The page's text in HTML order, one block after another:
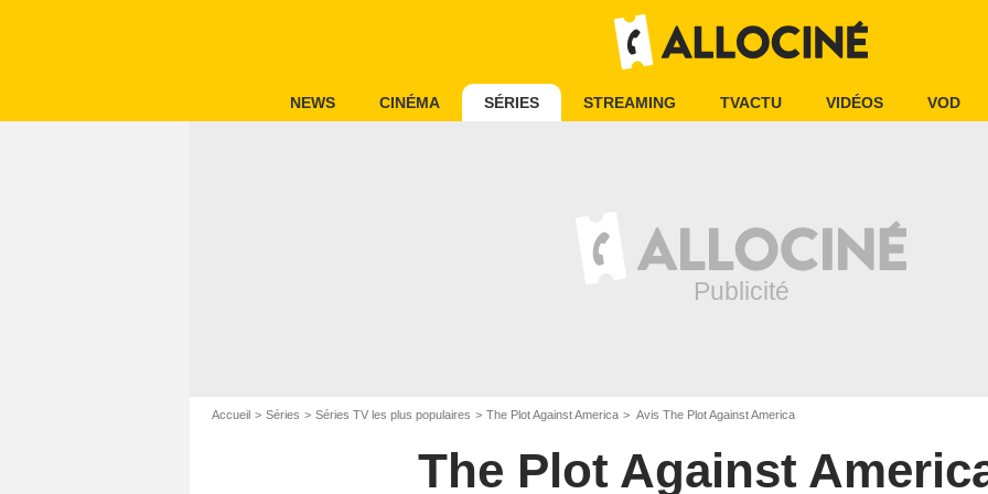
NEWS CINÉMA SÉRIES STREAMING TVACTU VIDÉOS VOD
Accueil Séries Séries TV les plus populaires The Plot Against America Avis The Plot Against America
The Plot Against